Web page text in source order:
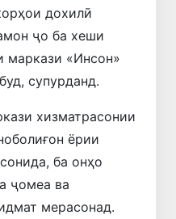
дохилӣ
ҷо ба хеши
маркази «Инсон»
супурданд.
хизматрасонии
ёрии
ба онҳо
ҷомеа ва
мерасонад.